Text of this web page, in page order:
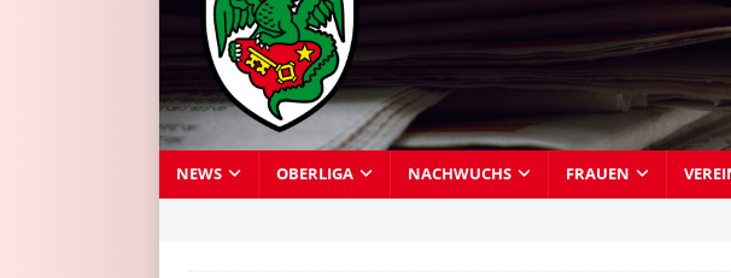
NEWS OBERLIGA NACHWUCHS FRAUEN